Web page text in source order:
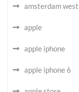
amsterdam west
apple
apple iphone
apple iphone 6